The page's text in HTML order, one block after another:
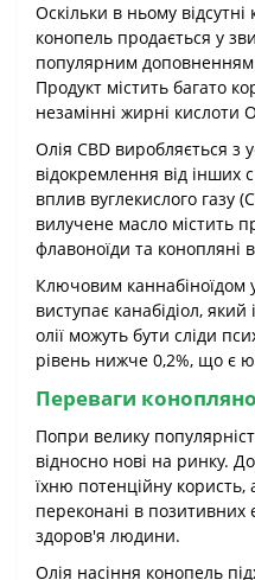
Оскільки в ньому відсутні
конопель продається у
популярним доповненням
Продукт містить багато
незамінні жирні кислоти
Олія CBD виробляється з
відокремлення від інших
вплив вуглекислого газу
вилучене масло містить
флавоноїди та конопляні
Ключовим каннабіноїдом
виступає канабідіол,
олії можуть бути сліди
рівень нижче 0,2%, що є
Переваги
Попри велику
відносно нові на ринку.
їхню потенційну користь,
переконані в позитивних
здоров'я людини.
Олія насіння конопель